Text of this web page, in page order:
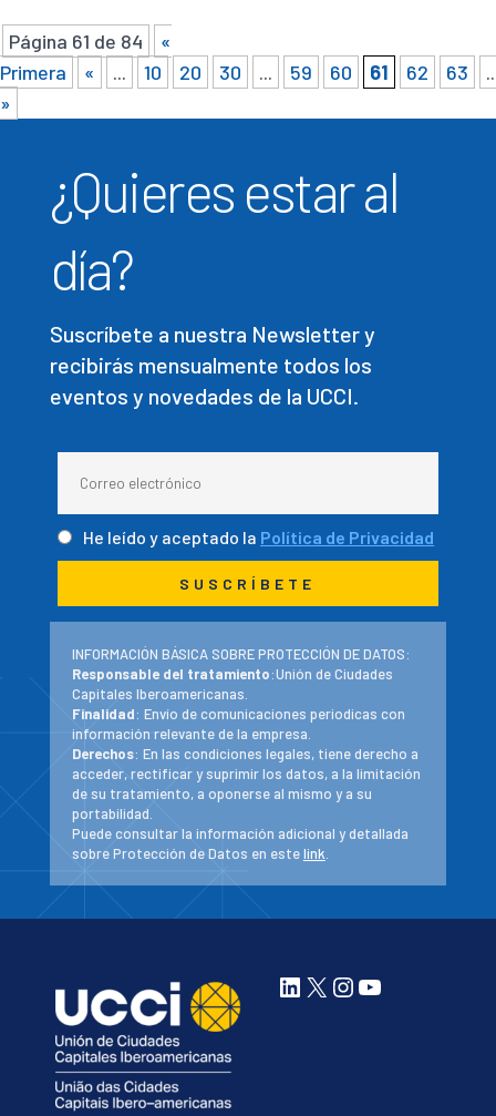
Página 61 de 84
«
Primera
« ... 10 20 30 ... 59 60 61 62 63
»
¿Quieres estar al
día?
Suscríbete a nuestra Newsletter y
recibirás mensualmente todos los
eventos y novedades de la UCCI.
He leído y aceptado la Política de Privacidad
INFORMACIÓN BÁSICA SOBRE PROTECCIÓN DE DATOS:
Responsable del tratamiento:Unión de Ciudades
Capitales Iberoamericanas.
Finalidad: Envío de comunicaciones periodicas con
información relevante de la empresa.
Derechos: En las condiciones legales, tiene derecho a
acceder, rectificar y suprimir los datos, a la limitación
de su tratamiento, a oponerse al mismo y a su
portabilidad.
Puede consultar la información adicional y detallada
sobre Protección de Datos en estelink.
LinkedIn
X Instagram
YouTube